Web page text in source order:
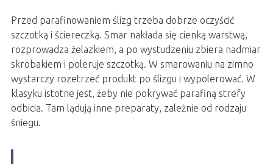
Przed parafinowaniem ślizg trzeba dobrze oczyścić
szczotką i ściereczką. Smar nakłada się cienką warstwą,
rozprowadza żelazkiem, a po wystudzeniu zbiera nadmiar
skrobakiem i poleruje szczotką. W smarowaniu na zimno
wystarczy rozetrzeć produkt po ślizgu i wypolerować. W
klasyku istotne jest, żeby nie pokrywać parafiną strefy
odbicia. Tam lądują inne preparaty, zależnie od rodzaju
śniegu.